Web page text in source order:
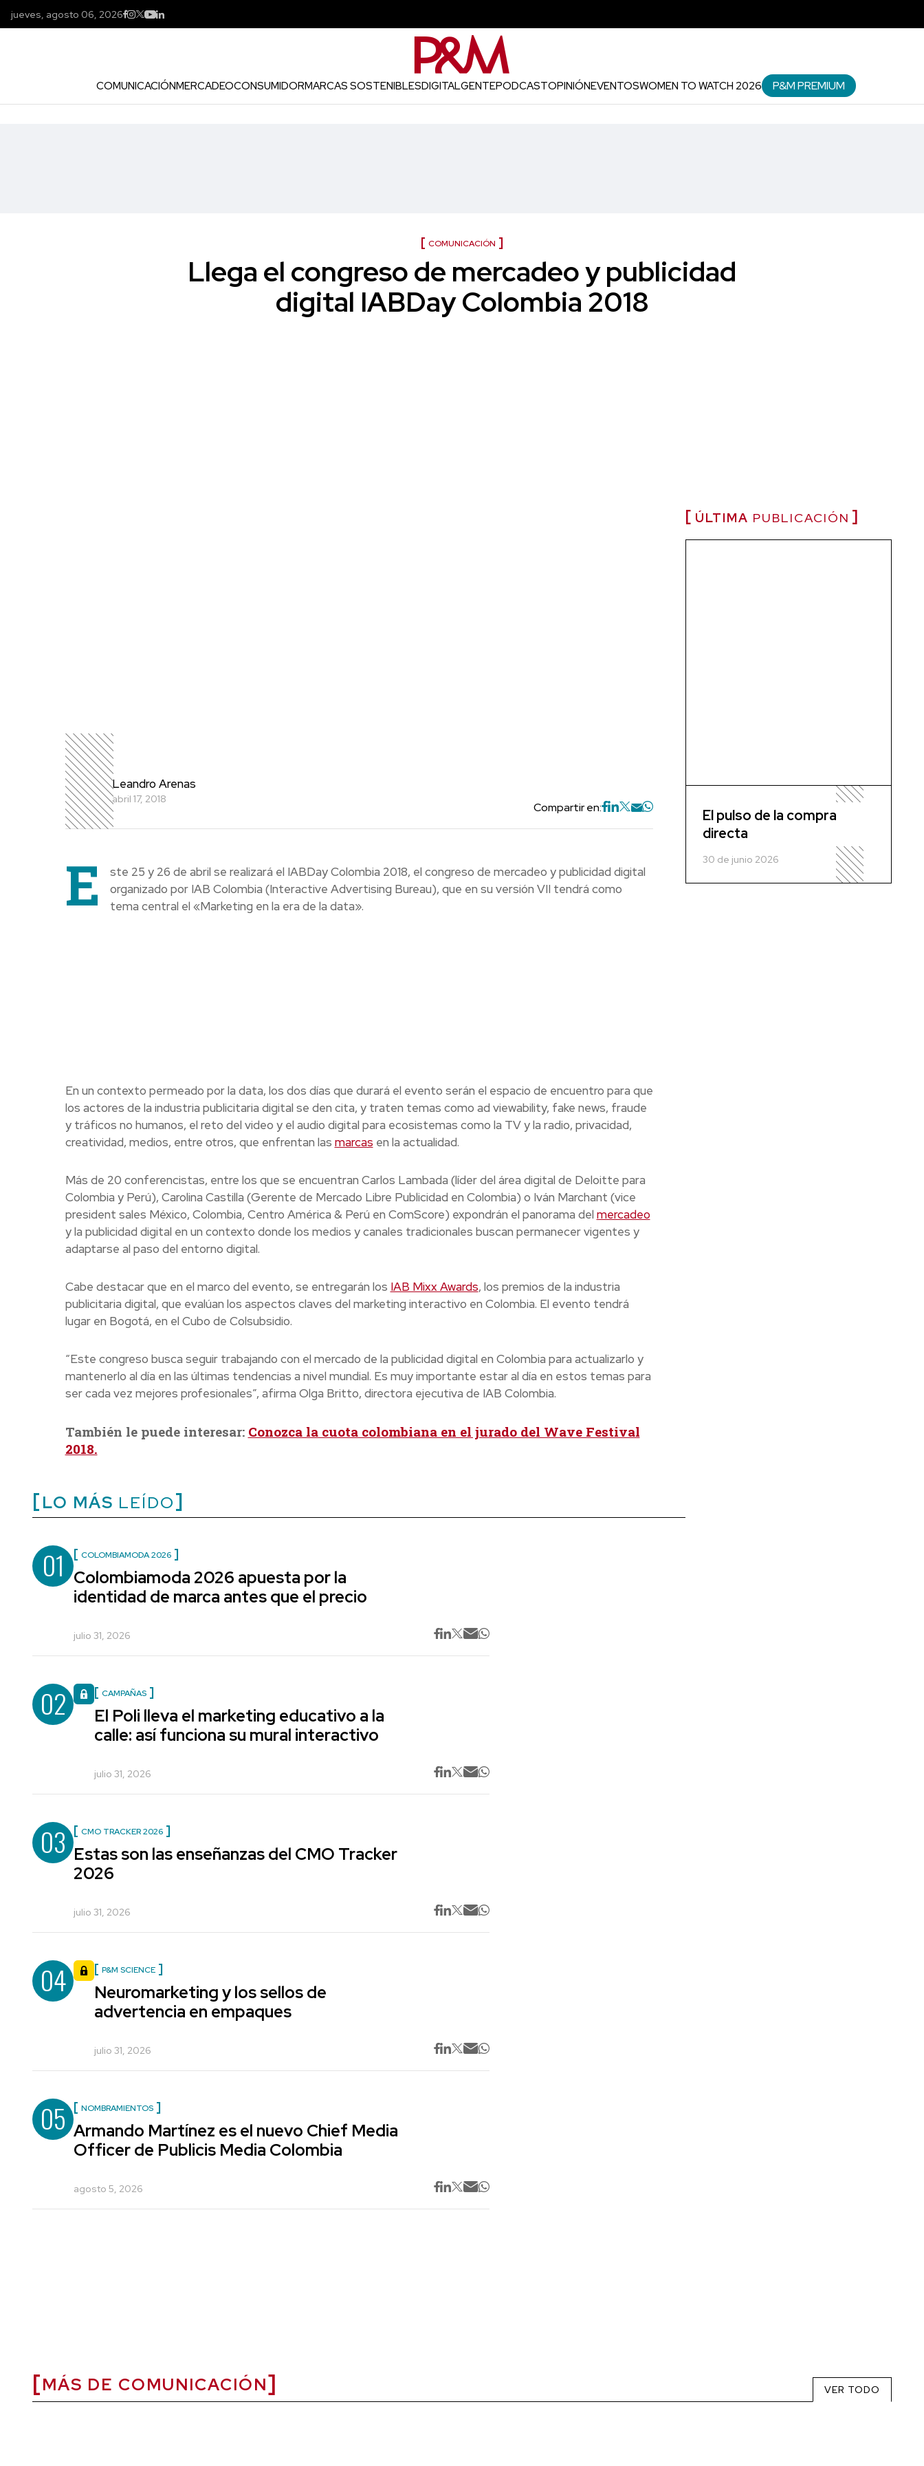
jueves, agosto 06, 2026
COMUNICACIÓNMERCADEOCONSUMIDORMARCAS SOSTENIBLESDIGITALGENTEPODCASTOPINIÓNEVENTOSWOMEN TO WATCH 2026 P&M PREMIUM
COMUNICACIÓN
Llega el congreso de mercadeo y publicidad
digital IABDay Colombia 2018
Leandro Arenas
abril 17, 2018
Compartir en:
E
ste 25 y 26 de abril se realizará el IABDay Colombia 2018, el congreso de mercadeo y publicidad digital
organizado por IAB Colombia (Interactive Advertising Bureau), que en su versión VII tendrá como
tema central el «Marketing en la era de la data».
En un contexto permeado por la data, los dos días que durará el evento serán el espacio de encuentro para que
los actores de la industria publicitaria digital se den cita, y traten temas como ad viewability, fake news, fraude
y tráficos no humanos, el reto del video y el audio digital para ecosistemas como la TV y la radio, privacidad,
creatividad, medios, entre otros, que enfrentan las marcas en la actualidad.
Más de 20 conferencistas, entre los que se encuentran Carlos Lambada (líder del área digital de Deloitte para
Colombia y Perú), Carolina Castilla (Gerente de Mercado Libre Publicidad en Colombia) o Iván Marchant (vice
president sales México, Colombia, Centro América & Perú en ComScore) expondrán el panorama del mercadeo
y la publicidad digital en un contexto donde los medios y canales tradicionales buscan permanecer vigentes y
adaptarse al paso del entorno digital.
Cabe destacar que en el marco del evento, se entregarán los IAB Mixx Awards, los premios de la industria
publicitaria digital, que evalúan los aspectos claves del marketing interactivo en Colombia. El evento tendrá
lugar en Bogotá, en el Cubo de Colsubsidio.
“Este congreso busca seguir trabajando con el mercado de la publicidad digital en Colombia para actualizarlo y
mantenerlo al día en las últimas tendencias a nivel mundial. Es muy importante estar al día en estos temas para
ser cada vez mejores profesionales”, afirma Olga Britto, directora ejecutiva de IAB Colombia.
También le puede interesar: Conozca la cuota colombiana en el jurado del Wave Festival
2018.
LO MÁS LEÍDO
01 COLOMBIAMODA 2026
Colombiamoda 2026 apuesta por la
identidad de marca antes que el precio
julio 31, 2026
02 CAMPAÑAS
El Poli lleva el marketing educativo a la
calle: así funciona su mural interactivo
julio 31, 2026
03 CMO TRACKER 2026
Estas son las enseñanzas del CMO Tracker
2026
julio 31, 2026
04 P&M SCIENCE
Neuromarketing y los sellos de
advertencia en empaques
julio 31, 2026
05 NOMBRAMIENTOS
Armando Martínez es el nuevo Chief Media
Officer de Publicis Media Colombia
agosto 5, 2026
ÚLTIMA PUBLICACIÓN
El pulso de la compra
directa
30 de junio 2026
MÁS DE COMUNICACIÓN VER TODO